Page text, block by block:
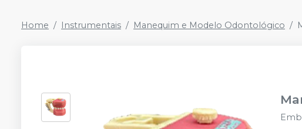
Home Instrumentais Manequim e Modelo Odontológico